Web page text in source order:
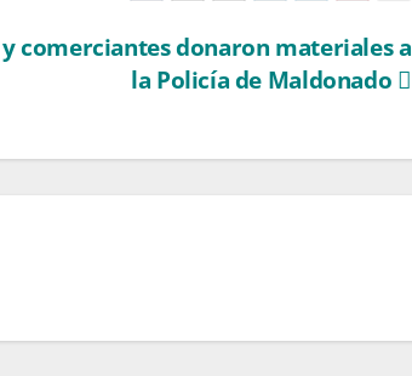
comerciantes donaron materiales a
la Policía de Maldonado